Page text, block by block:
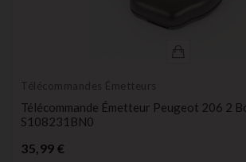
Télécommandes Émetteurs
Télécommande Émetteur Peugeot 206 2
S108231BN0
35,99 €